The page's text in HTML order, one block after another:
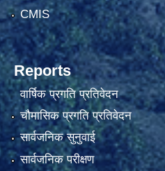
CMIS
Reports
वार्षिक प्रगति प्रतिवेदन
चौमासिक प्रगति प्रतिवेदन
सार्वजनिक सुनुवाई
सार्वजनिक परीक्षण